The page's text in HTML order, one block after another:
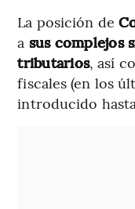
La posición de
a sus complejos
tributarios, así
fiscales (en los
introducido